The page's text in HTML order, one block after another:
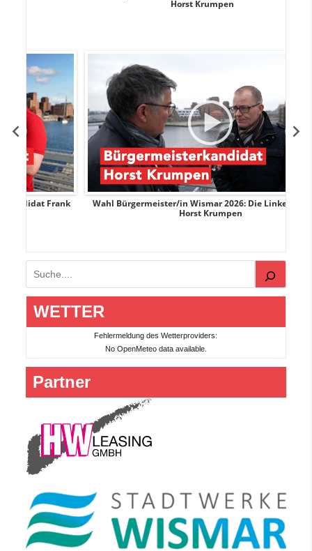
Horst Krumpen
Wahl Bürgermeister/in Wismar 2026: Die Linke-Kandidat
Horst Krumpen
Suchen
WETTER
Fehlermeldung des Wetterproviders:
No OpenMeteo data available.
Partner